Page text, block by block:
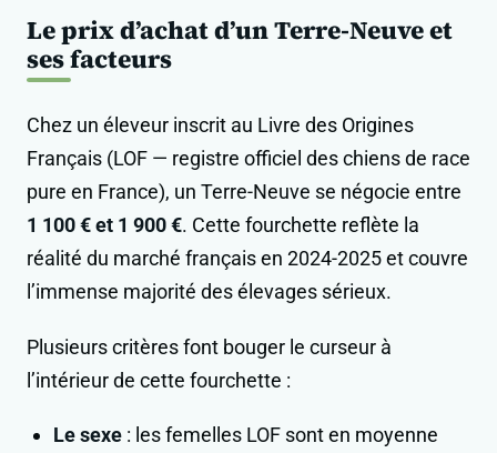
Le prix d’achat d’un Terre-Neuve et
ses facteurs
Chez un éleveur inscrit au Livre des Origines
Français (LOF — registre officiel des chiens de race
pure en France), un Terre-Neuve se négocie entre
1 100 € et 1 900 €. Cette fourchette reflète la
réalité du marché français en 2024-2025 et couvre
l’immense majorité des élevages sérieux.
Plusieurs critères font bouger le curseur à
l’intérieur de cette fourchette :
Le sexe : les femelles LOF sont en moyenne